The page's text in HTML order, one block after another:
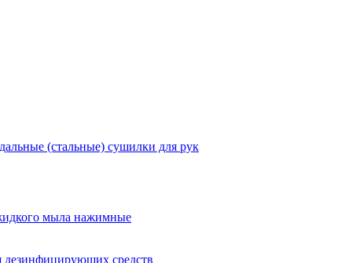
(стальные) сушилки для рук
мыла нажимные
дезинфицирующих средств